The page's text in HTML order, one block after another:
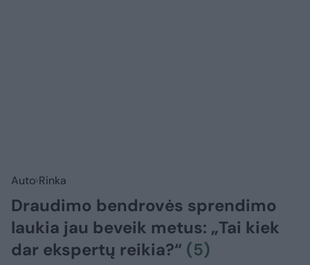
Auto Rinka
Draudimo bendrovės sprendimo
laukia jau beveik metus: „Tai kiek
dar ekspertų reikia?“ (5)